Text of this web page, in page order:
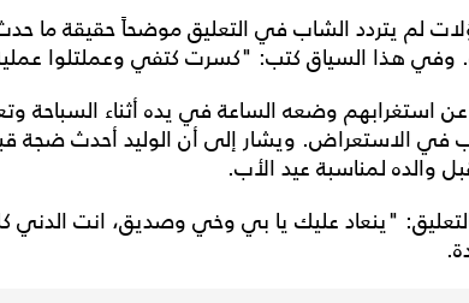
لم يتردد الشاب في التعليق موضحاً حقيقة ما
هذا السياق كتب: "كسرت كتفي وعملتلوا عملية
استغرابهم وضعه الساعة في يده أثناء السباحة
في الاستعراض. ويشار إلى أن الوليد أحدث ضجة
والده لمناسبة عيد الأب.
"ينعاد عليك يا بي وخي وصديق، انت الدني